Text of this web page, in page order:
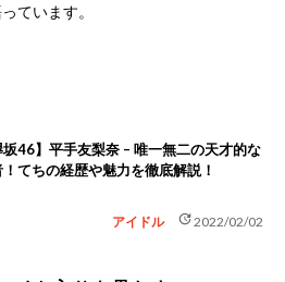
ています。
坂46】平手友梨奈 – 唯一無二の天才的な
てちの経歴や魅力を徹底解説！
アイドル update2022/02/02